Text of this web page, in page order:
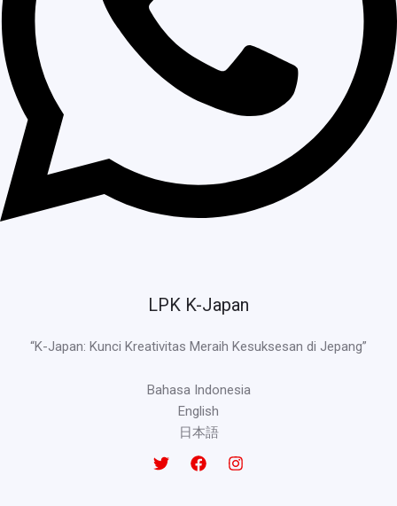
LPK K-Japan
“K-Japan: Kunci Kreativitas Meraih Kesuksesan di Jepang”
Bahasa Indonesia
English
日本語